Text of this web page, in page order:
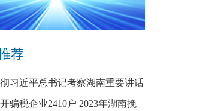
荐
习近平总书记考察湖南重要讲话
神专题研讨班开班
骗税企业2410户 2023年湖南挽